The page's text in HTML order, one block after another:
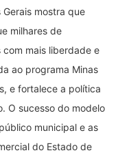
mostra que
milhares de
mais liberdade e
ao programa Minas
e fortalece a política
O sucesso do modelo
municipal e as
do Estado de